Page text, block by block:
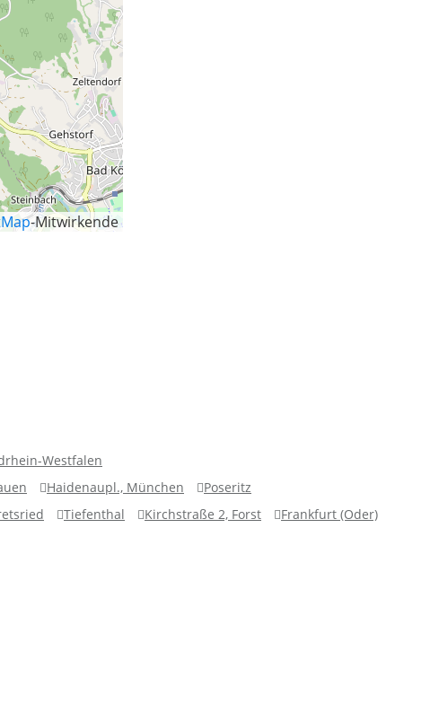
-Mitwirkende
Westfalen
Haidenaupl., München
Poseritz
Tiefenthal Kirchstraße 2, Forst
Frankfurt (Oder)